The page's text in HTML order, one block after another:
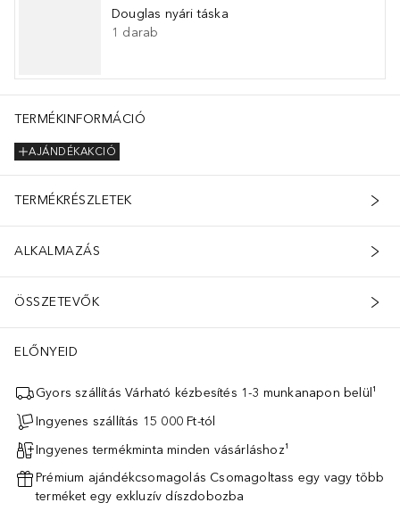
Douglas nyári táska
1 darab
TERMÉKINFORMÁCIÓ
AJÁNDÉKAKCIÓ
TERMÉKRÉSZLETEK
ALKALMAZÁS
ÖSSZETEVŐK
ELŐNYEID
Gyors szállítás Várható kézbesítés 1-3 munkanapon belül¹
Ingyenes szállítás 15 000 Ft-tól
Ingyenes termékminta minden vásárláshoz¹
Prémium ajándékcsomagolás Csomagoltass egy vagy több
terméket egy exkluzív díszdobozba